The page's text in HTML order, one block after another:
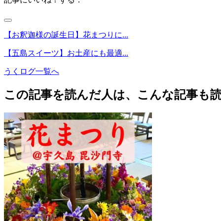
【お釈迦様の誕生日】花まつりに...
【五島スイーツ】お土産にも最適...
うくログ一覧へ
この記事を読んだ人は、こんな記事も